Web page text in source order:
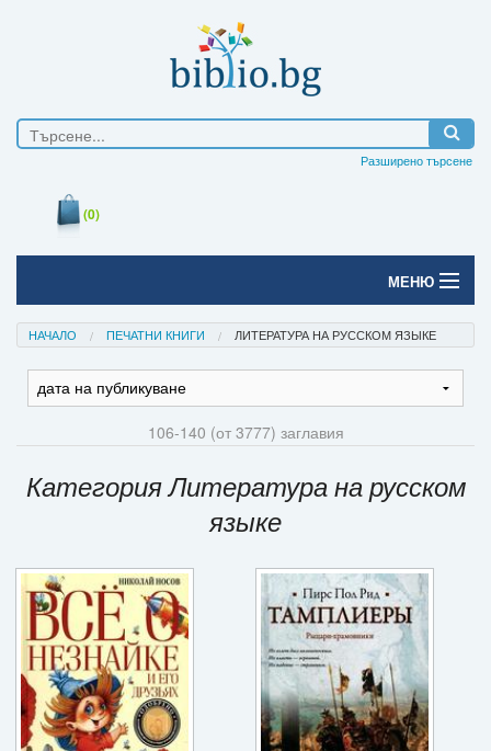
Разширено търсене
(0)
МЕНЮ
Начало
Печатни книги
Електронни книги
Е-списания
Подаръци
Ваучери
Промоции
Контакти
НАЧАЛО ПЕЧАТНИ КНИГИ ЛИТЕРАТУРА НА РУССКОМ ЯЗЫКЕ
106-140 (от 3777) заглавия
Категория Литература на русском
языке